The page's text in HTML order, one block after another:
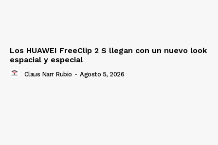
Los HUAWEI FreeClip 2 S llegan con un nuevo look
espacial y especial
Claus Narr Rubio - Agosto 5, 2026